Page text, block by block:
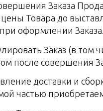
Заказа
Товара до
оформлении Заказа.
Заказ (в том
после совершения
доставки и
частью